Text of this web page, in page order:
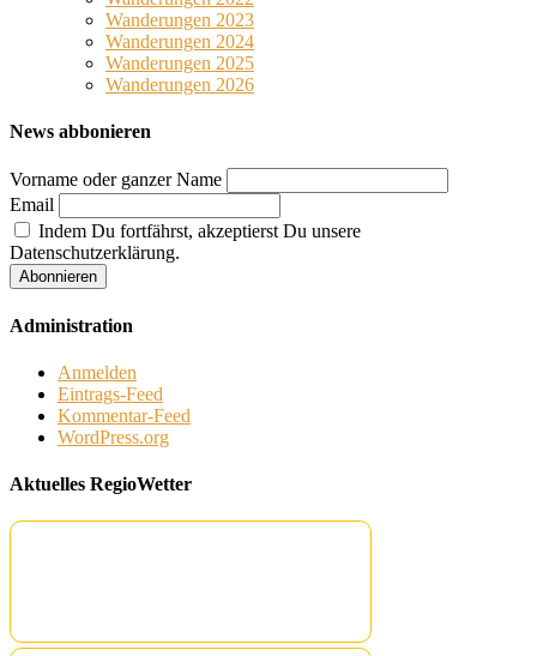
Wanderungen 2023
Wanderungen 2024
Wanderungen 2025
Wanderungen 2026
News abbonieren
Vorname oder ganzer Name
Email
Indem Du fortfährst, akzeptierst Du unsere
Datenschutzerklärung.
Administration
Anmelden
Eintrags-Feed
Kommentar-Feed
WordPress.org
Aktuelles RegioWetter